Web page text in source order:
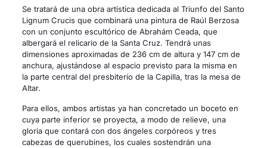
Se tratará de una obra artística dedicada al Triunfo del Santo
Lignum Crucis que combinará una pintura de Raúl Berzosa
con un conjunto escultórico de Abrahám Ceada, que
albergará el relicario de la Santa Cruz. Tendrá unas
dimensiones aproximadas de 236 cm de altura y 147 cm de
anchura, ajustándose al espacio previsto para la misma en
la parte central del presbiterio de la Capilla, tras la mesa de
Altar.
Para ellos, ambos artistas ya han concretado un boceto en
cuya parte inferior se proyecta, a modo de relieve, una
gloria que contará con dos ángeles corpóreos y tres
cabezas de querubines, los cuales sostendrán una